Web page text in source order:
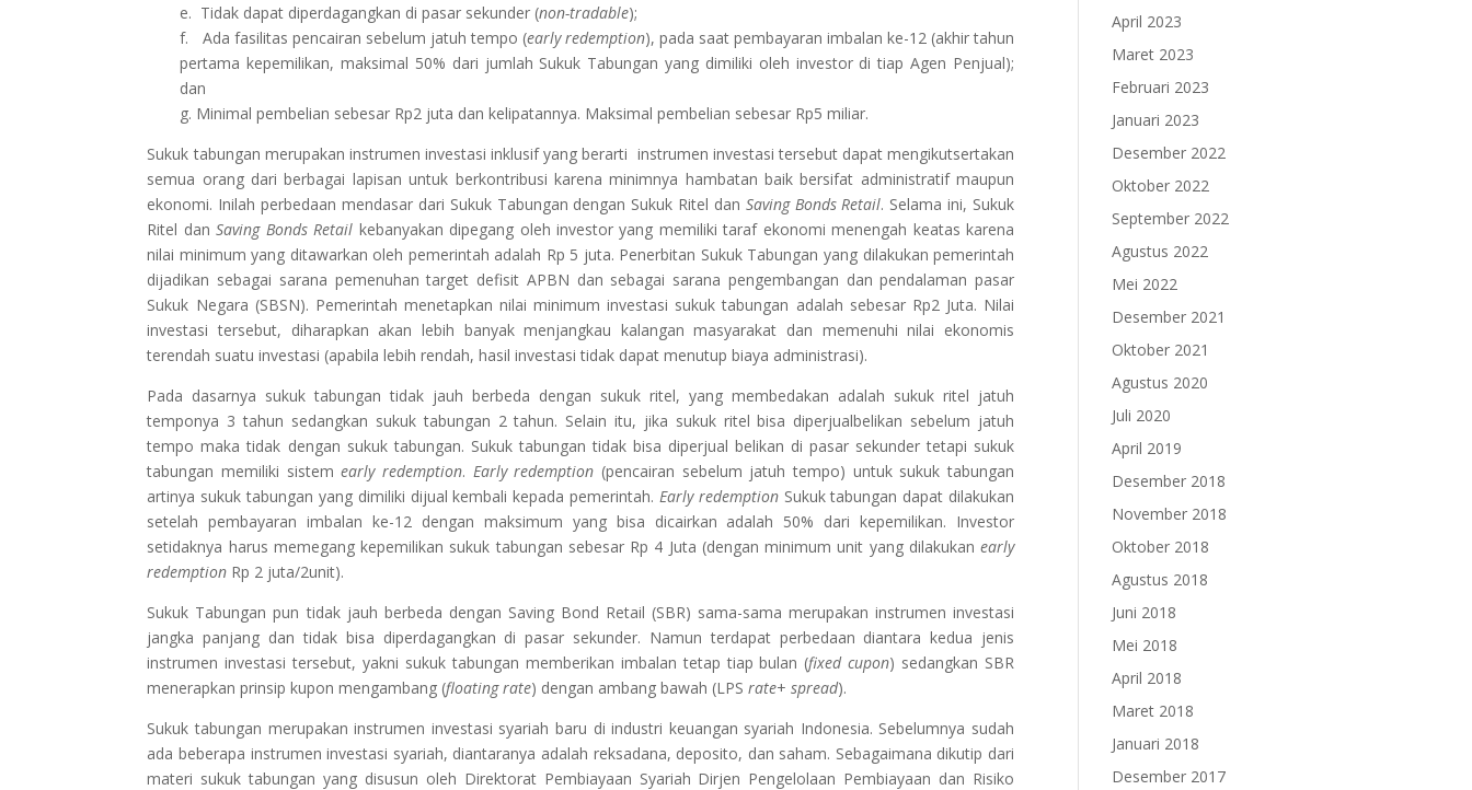
e. Tidak dapat diperdagangkan di pasar sekunder (non-tradable);
f. Ada fasilitas pencairan sebelum jatuh tempo (early redemption), pada saat pembayaran imbalan ke-12 (akhir tahun
pertama kepemilikan, maksimal 50% dari jumlah Sukuk Tabungan yang dimiliki oleh investor di tiap Agen Penjual);
dan
g. Minimal pembelian sebesar Rp2 juta dan kelipatannya. Maksimal pembelian sebesar Rp5 miliar.
Sukuk tabungan merupakan instrumen investasi inklusif yang berarti instrumen investasi tersebut dapat mengikutsertakan
semua orang dari berbagai lapisan untuk berkontribusi karena minimnya hambatan baik bersifat administratif maupun
ekonomi. Inilah perbedaan mendasar dari Sukuk Tabungan dengan Sukuk Ritel dan Saving Bonds Retail. Selama ini, Sukuk
Ritel danSaving Bonds Retail kebanyakan dipegang oleh investor yang memiliki taraf ekonomi menengah keatas karena
nilai minimum yang ditawarkan oleh pemerintah adalah Rp 5 juta. Penerbitan Sukuk Tabungan yang dilakukan pemerintah
dijadikan sebagai sarana pemenuhan target defisit APBN dan sebagai sarana pengembangan dan pendalaman pasar
Sukuk Negara (SBSN). Pemerintah menetapkan nilai minimum investasi sukuk tabungan adalah sebesar Rp2 Juta. Nilai
investasi tersebut, diharapkan akan lebih banyak menjangkau kalangan masyarakat dan memenuhi nilai ekonomis
terendah suatu investasi (apabila lebih rendah, hasil investasi tidak dapat menutup biaya administrasi).
Pada dasarnya sukuk tabungan tidak jauh berbeda dengan sukuk ritel, yang membedakan adalah sukuk ritel jatuh
temponya 3 tahun sedangkan sukuk tabungan 2 tahun. Selain itu, jika sukuk ritel bisa diperjualbelikan sebelum jatuh
tempo maka tidak dengan sukuk tabungan. Sukuk tabungan tidak bisa diperjual belikan di pasar sekunder tetapi sukuk
tabungan memiliki sistemearly redemption. Early redemption (pencairan sebelum jatuh tempo) untuk sukuk tabungan
artinya sukuk tabungan yang dimiliki dijual kembali kepada pemerintah. Early redemption Sukuk tabungan dapat dilakukan
setelah pembayaran imbalan ke-12 dengan maksimum yang bisa dicairkan adalah 50% dari kepemilikan. Investor
setidaknya harus memegang kepemilikan sukuk tabungan sebesar Rp 4 Juta (dengan minimum unit yang dilakukanearly
redemption Rp 2 juta/2unit).
Sukuk Tabungan pun tidak jauh berbeda dengan Saving Bond Retail (SBR) sama-sama merupakan instrumen investasi
jangka panjang dan tidak bisa diperdagangkan di pasar sekunder. Namun terdapat perbedaan diantara kedua jenis
instrumen investasi tersebut, yakni sukuk tabungan memberikan imbalan tetap tiap bulan (fixed cupon) sedangkan SBR
menerapkan prinsip kupon mengambang (floating rate) dengan ambang bawah (LPS rate+spread).
Sukuk tabungan merupakan instrumen investasi syariah baru di industri keuangan syariah Indonesia. Sebelumnya sudah
ada beberapa instrumen investasi syariah, diantaranya adalah reksadana, deposito, dan saham. Sebagaimana dikutip dari
materi sukuk tabungan yang disusun oleh Direktorat Pembiayaan Syariah Dirjen Pengelolaan Pembiayaan dan Risiko
April 2023
Maret 2023
Februari 2023
Januari 2023
Desember 2022
Oktober 2022
September 2022
Agustus 2022
Mei 2022
Desember 2021
Oktober 2021
Agustus 2020
Juli 2020
April 2019
Desember 2018
November 2018
Oktober 2018
Agustus 2018
Juni 2018
Mei 2018
April 2018
Maret 2018
Januari 2018
Desember 2017